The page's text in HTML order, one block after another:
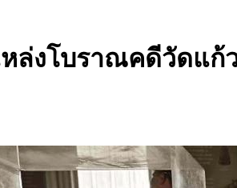
งโบราณคดีวัดแก้ว